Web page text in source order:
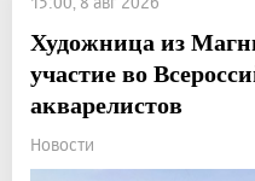
Художница из
участие во
акварелистов
Новости